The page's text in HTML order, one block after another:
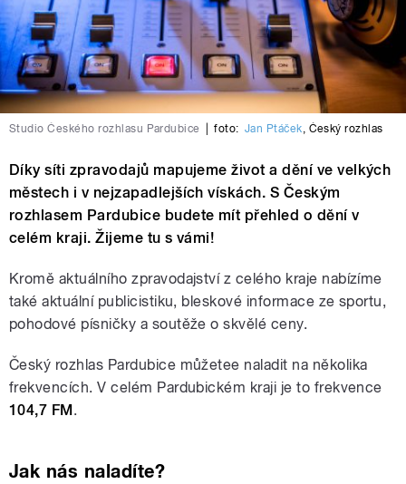
Studio Českého rozhlasu Pardubice foto: Jan Ptáček, Český rozhlas
Díky síti zpravodajů mapujeme život a dění ve velkých
městech i v nejzapadlejších vískách. S Českým
rozhlasem Pardubice budete mít přehled o dění v
celém kraji. Žijeme tu s vámi!
Kromě aktuálního zpravodajství z celého kraje nabízíme
také aktuální publicistiku, bleskové informace ze sportu,
pohodové písničky a soutěže o skvělé ceny.
Český rozhlas Pardubice můžetee naladit na několika
frekvencích. V celém Pardubickém kraji je to frekvence
104,7 FM.
Jak nás naladíte?